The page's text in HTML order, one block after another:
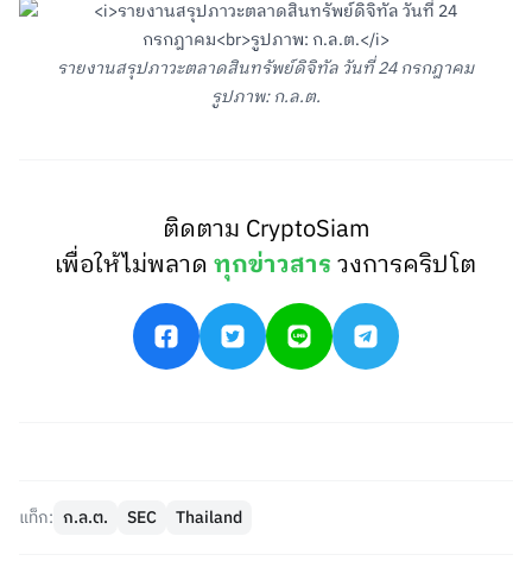
รายงานสรุปภาวะตลาดสินทรัพย์ดิจิทัล วันที่ 24 กรกฎาคม
รูปภาพ: ก.ล.ต.
ติดตาม CryptoSiam
เพื่อให้ไม่พลาดทุกข่าวสารวงการคริปโต
แท็ก: ก.ล.ต. SEC Thailand